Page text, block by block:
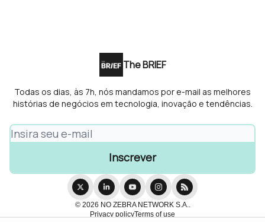
The BRIEF
Todas os dias, às 7h, nós mandamos por e-mail as melhores
histórias de negócios em tecnologia, inovação e tendências.
© 2026 NO ZEBRA NETWORK S.A..
Privacy policyTerms of use